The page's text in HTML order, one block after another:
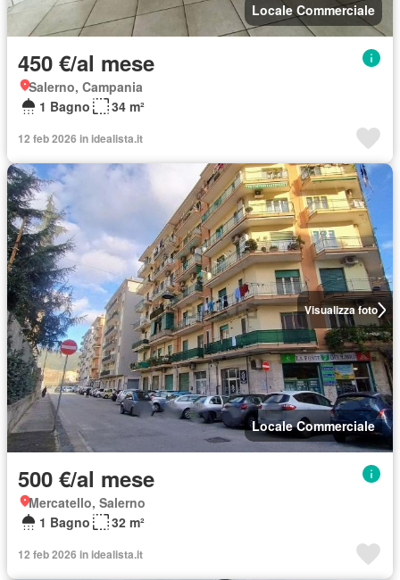
Locale Commerciale
450 €/al mese
Salerno, Campania
1 Bagno
34 m²
12 feb 2026 in idealista.it
Visualizza foto
Locale Commerciale
500 €/al mese
Mercatello, Salerno
1 Bagno
32 m²
12 feb 2026 in idealista.it